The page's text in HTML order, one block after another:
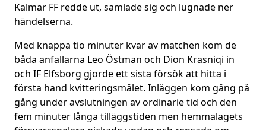
Kalmar FF redde ut, samlade sig och lugnade ner
händelserna.
Med knappa tio minuter kvar av matchen kom de
båda anfallarna Leo Östman och Dion Krasniqi in
och IF Elfsborg gjorde ett sista försök att hitta i
första hand kvitteringsmålet. Inläggen kom gång på
gång under avslutningen av ordinarie tid och den
fem minuter långa tilläggstiden men hemmalagets